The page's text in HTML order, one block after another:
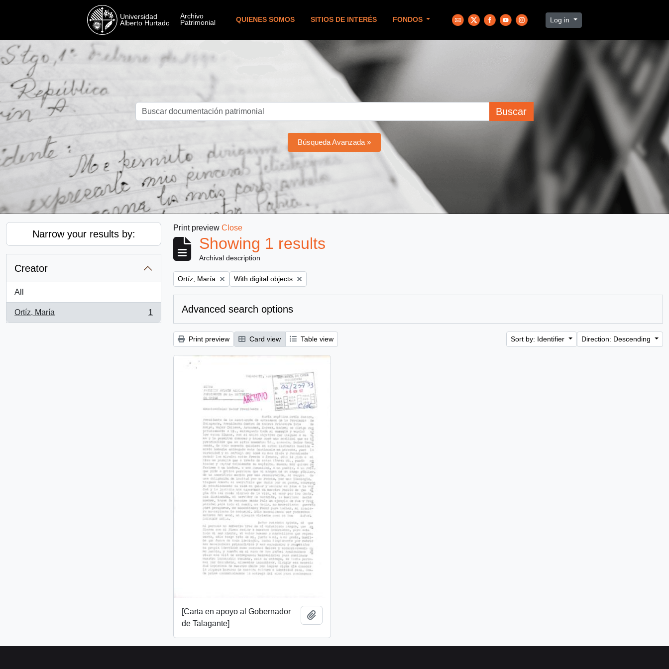
QUIENES SOMOS SITIOS DE INTERÉS FONDOS Log in
Buscar
Búsqueda Avanzada »
Narrow your results by:
Creator
All
Ortíz, María
, 1 results
1
Print preview Close
Showing 1 results
Archival description
Remove filter:
Ortíz, María Remove filter:
With digital objects
Advanced search options
Print preview Card view Table view Sort by: Identifier Direction: Descending
[Carta en apoyo al Gobernador
de Talagante]